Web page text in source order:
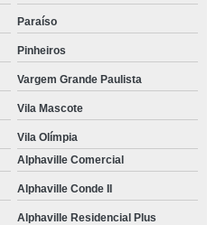
Granja Viana
Suave
Recanto Verde
Panamby
Paraíso
Pinheiros
Vargem Grande Paulista
Vila Mascote
Vila Olímpia
Alphaville Comercial
Alphaville Conde II
Alphaville Residencial Plus